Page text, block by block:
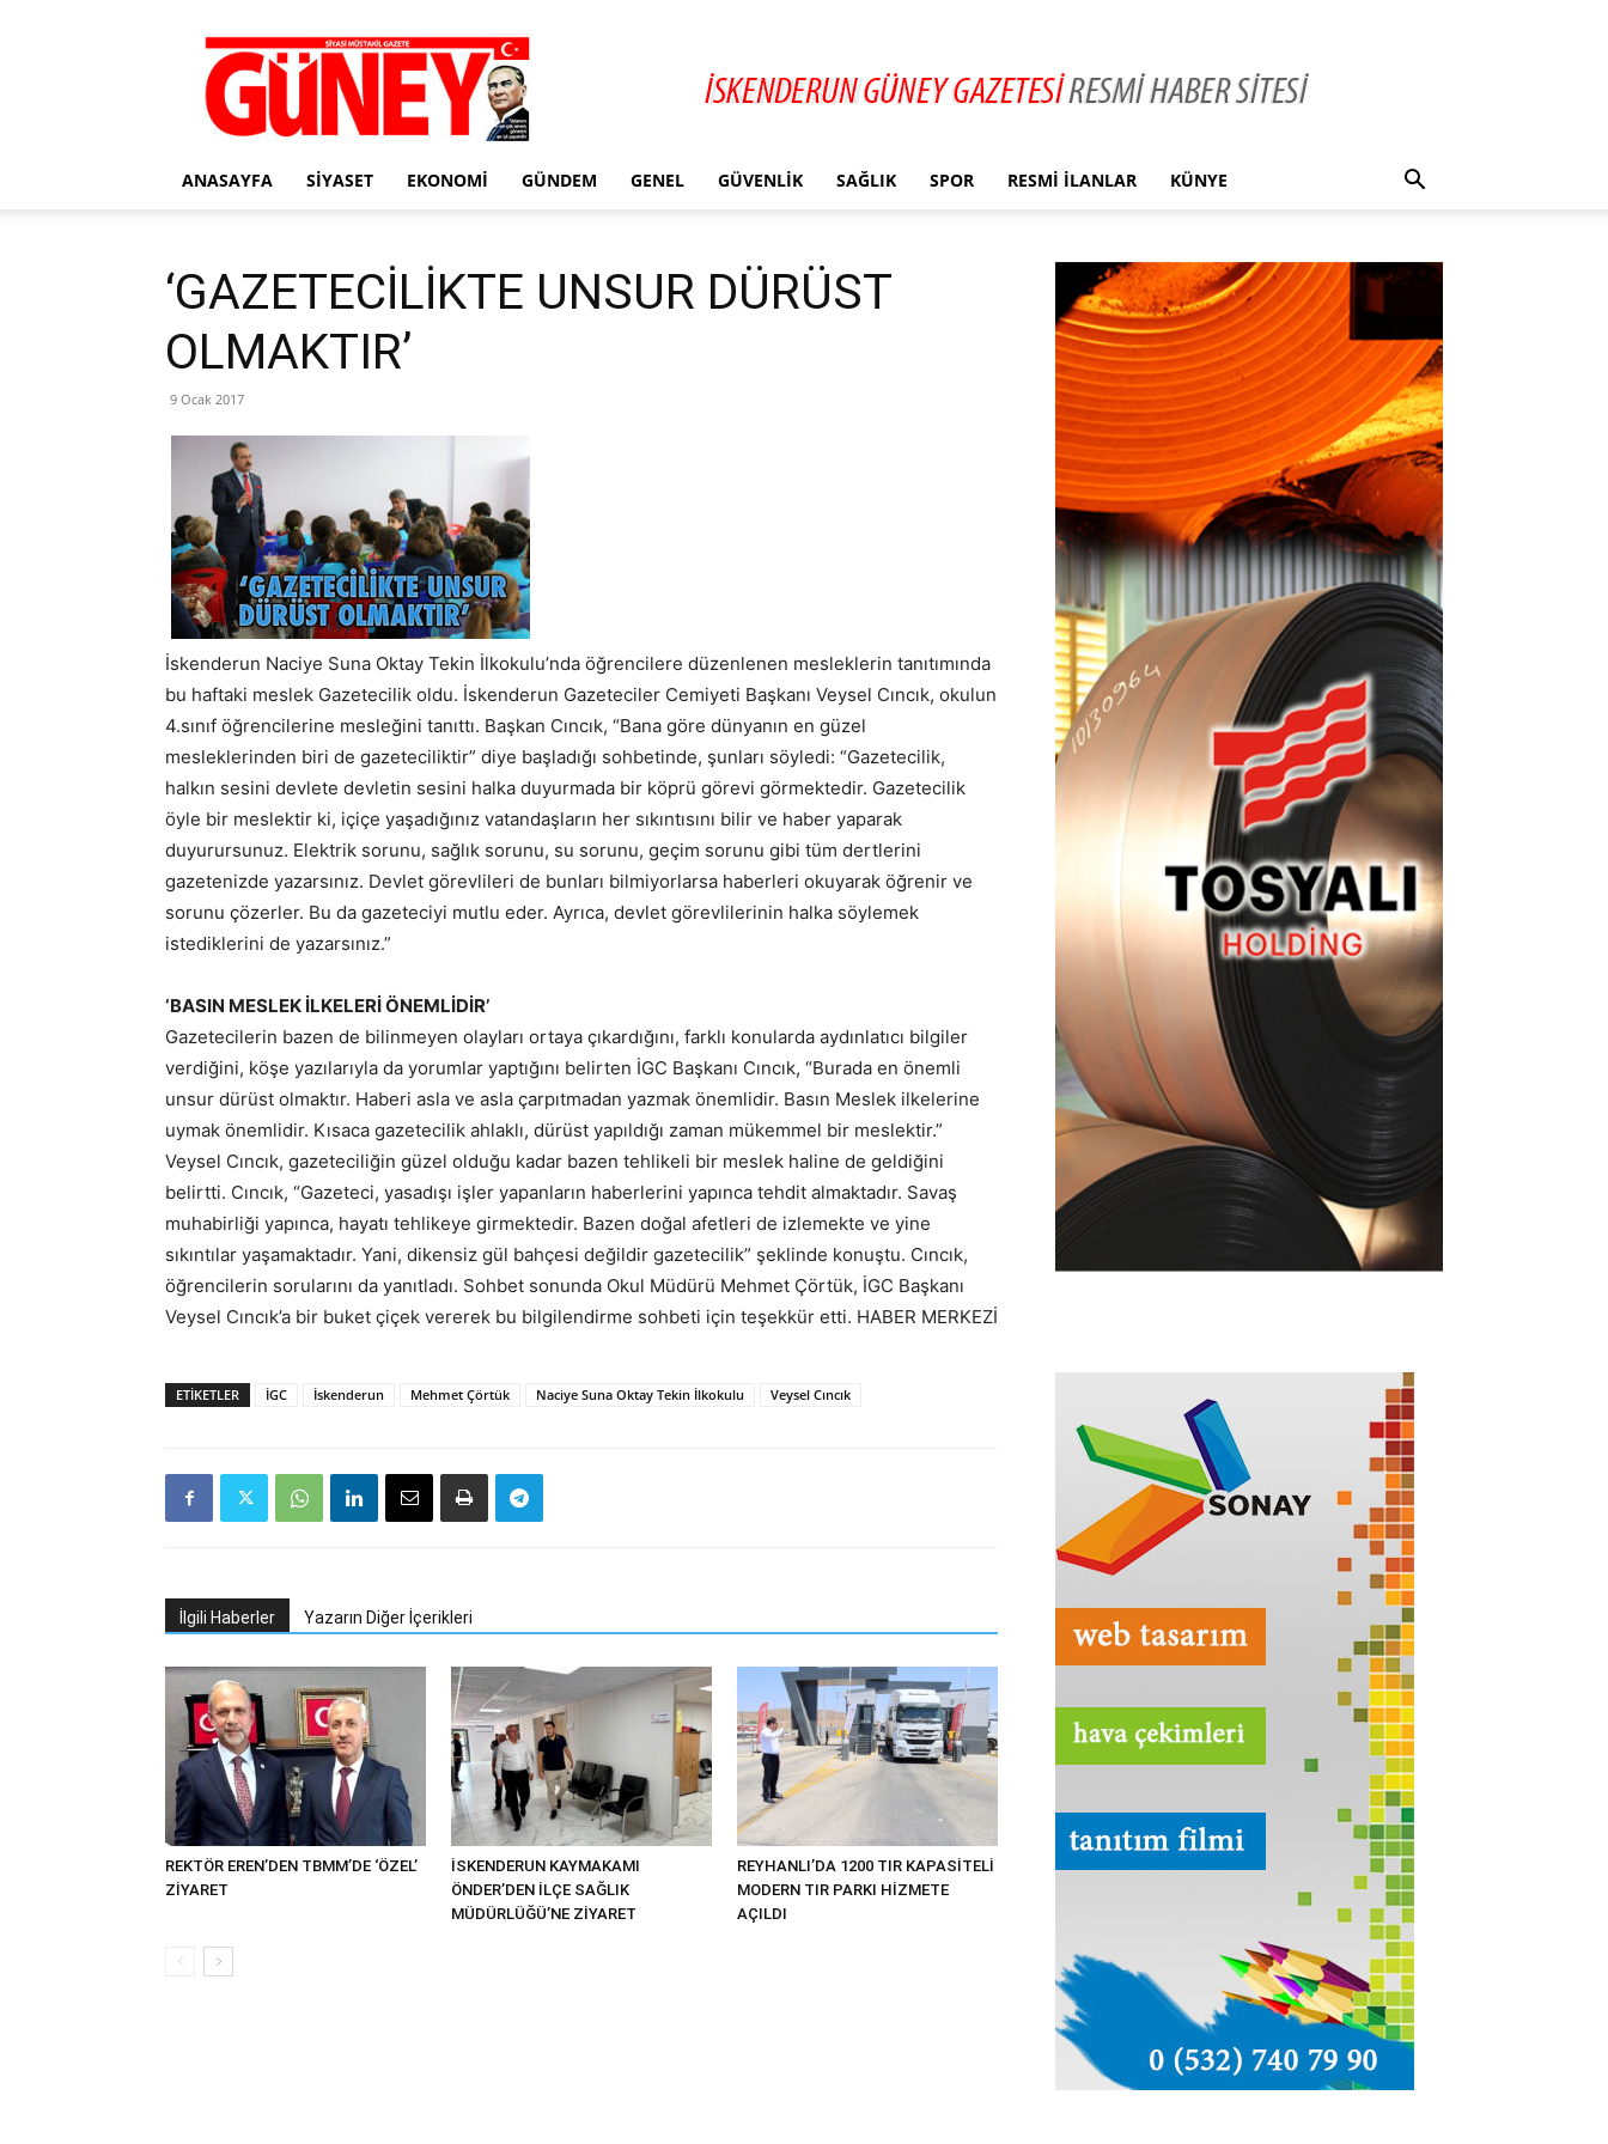
Gazete
Güney
ANASAYFA SIYASET EKONOMI GÜNDEM GENEL GÜVENLIK SAĞLIK SPOR RESMI İLANLAR KÜNYE
‘GAZETECİLİKTE UNSUR DÜRÜST
OLMAKTIR’
9 Ocak 2017
İskenderun Naciye Suna Oktay Tekin İlkokulu’nda öğrencilere düzenlenen mesleklerin tanıtımında
bu haftaki meslek Gazetecilik oldu. İskenderun Gazeteciler Cemiyeti Başkanı Veysel Cıncık, okulun
4.sınıf öğrencilerine mesleğini tanıttı. Başkan Cıncık, “Bana göre dünyanın en güzel
mesleklerinden biri de gazeteciliktir” diye başladığı sohbetinde, şunları söyledi: “Gazetecilik,
halkın sesini devlete devletin sesini halka duyurmada bir köprü görevi görmektedir. Gazetecilik
öyle bir meslektir ki, içiçe yaşadığınız vatandaşların her sıkıntısını bilir ve haber yaparak
duyurursunuz. Elektrik sorunu, sağlık sorunu, su sorunu, geçim sorunu gibi tüm dertlerini
gazetenizde yazarsınız. Devlet görevlileri de bunları bilmiyorlarsa haberleri okuyarak öğrenir ve
sorunu çözerler. Bu da gazeteciyi mutlu eder. Ayrıca, devlet görevlilerinin halka söylemek
istediklerini de yazarsınız.”
‘BASIN MESLEK İLKELERİ ÖNEMLİDİR’
Gazetecilerin bazen de bilinmeyen olayları ortaya çıkardığını, farklı konularda aydınlatıcı bilgiler
verdiğini, köşe yazılarıyla da yorumlar yaptığını belirten İGC Başkanı Cıncık, “Burada en önemli
unsur dürüst olmaktır. Haberi asla ve asla çarpıtmadan yazmak önemlidir. Basın Meslek ilkelerine
uymak önemlidir. Kısaca gazetecilik ahlaklı, dürüst yapıldığı zaman mükemmel bir meslektir.”
Veysel Cıncık, gazeteciliğin güzel olduğu kadar bazen tehlikeli bir meslek haline de geldiğini
belirtti. Cıncık, “Gazeteci, yasadışı işler yapanların haberlerini yapınca tehdit almaktadır. Savaş
muhabirliği yapınca, hayatı tehlikeye girmektedir. Bazen doğal afetleri de izlemekte ve yine
sıkıntılar yaşamaktadır. Yani, dikensiz gül bahçesi değildir gazetecilik” şeklinde konuştu. Cıncık,
öğrencilerin sorularını da yanıtladı. Sohbet sonunda Okul Müdürü Mehmet Çörtük, İGC Başkanı
Veysel Cıncık’a bir buket çiçek vererek bu bilgilendirme sohbeti için teşekkür etti. HABER MERKEZİ
ETIKETLER İGC İskenderun Mehmet Çörtük Naciye Suna Oktay Tekin İlkokulu Veysel Cıncık
İlgili Haberler Yazarın Diğer İçerikleri
REKTÖR EREN’DEN TBMM’DE ‘ÖZEL’
ZİYARET
İSKENDERUN KAYMAKAMI
ÖNDER’DEN İLÇE SAĞLIK
MÜDÜRLÜĞÜ’NE ZİYARET
REYHANLI’DA 1200 TIR KAPASİTELİ
MODERN TIR PARKI HİZMETE
AÇILDI